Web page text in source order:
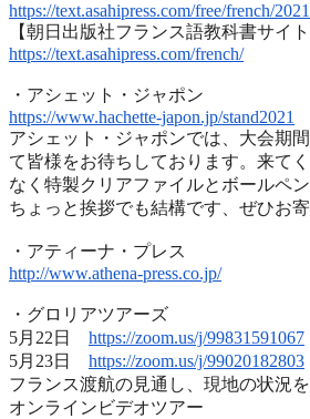
https://text.asahipress.com/free/french/
【朝日出版社フランス語教科書サイ
https://text.asahipress.com/french/
・アシェット・ジャポン
https://www.hachette-japon.jp/stand2021
アシェット・ジャポンでは、 大会期
て皆様をお待ちしております。 来て
なく特製クリアファイルとボールペ
ちょっと挨拶でも結構です、ぜひお
・アティーナ・プレス
http://www.athena-press.co.jp/
・グロリアツアーズ
5月22日 https://zoom.us/j/99831591067
5月23日 https://zoom.us/j/99020182803
フランス渡航の見通し、現地の状況
オンラインビデオツアー